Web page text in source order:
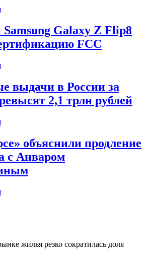
Galaxy Z Flip8
FCC
выдачи в России за
2,1 трлн рублей
объяснили продление
с Анваром
жилья резко сократилась доля